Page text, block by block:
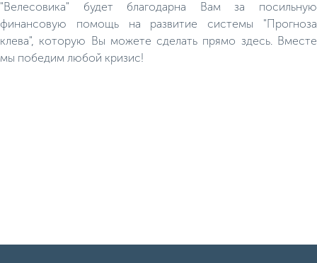
"Велесовика" будет благодарна Вам за посильную
финансовую помощь на развитие системы "Прогноза
клева", которую Вы можете сделать прямо здесь. Вместе
мы победим любой кризис!